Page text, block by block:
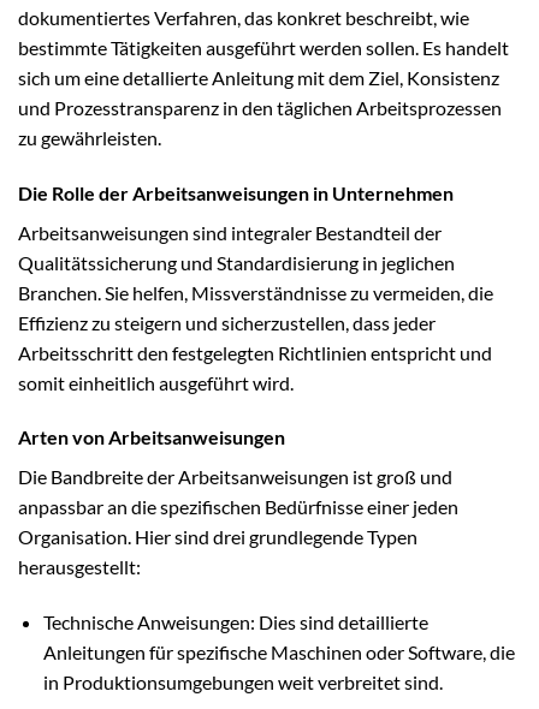
dokumentiertes Verfahren, das konkret beschreibt, wie
bestimmte Tätigkeiten ausgeführt werden sollen. Es handelt
sich um eine detallierte Anleitung mit dem Ziel, Konsistenz
und Prozesstransparenz in den täglichen Arbeitsprozessen
zu gewährleisten.
Die Rolle der Arbeitsanweisungen in Unternehmen
Arbeitsanweisungen sind integraler Bestandteil der
Qualitätssicherung und Standardisierung in jeglichen
Branchen. Sie helfen, Missverständnisse zu vermeiden, die
Effizienz zu steigern und sicherzustellen, dass jeder
Arbeitsschritt den festgelegten Richtlinien entspricht und
somit einheitlich ausgeführt wird.
Arten von Arbeitsanweisungen
Die Bandbreite der Arbeitsanweisungen ist groß und
anpassbar an die spezifischen Bedürfnisse einer jeden
Organisation. Hier sind drei grundlegende Typen
herausgestellt:
Technische Anweisungen: Dies sind detaillierte
Anleitungen für spezifische Maschinen oder Software, die
in Produktionsumgebungen weit verbreitet sind.